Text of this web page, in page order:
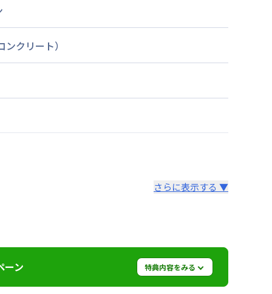
ンクリート）
さらに表示する ▼
ーン 特典内容をみる